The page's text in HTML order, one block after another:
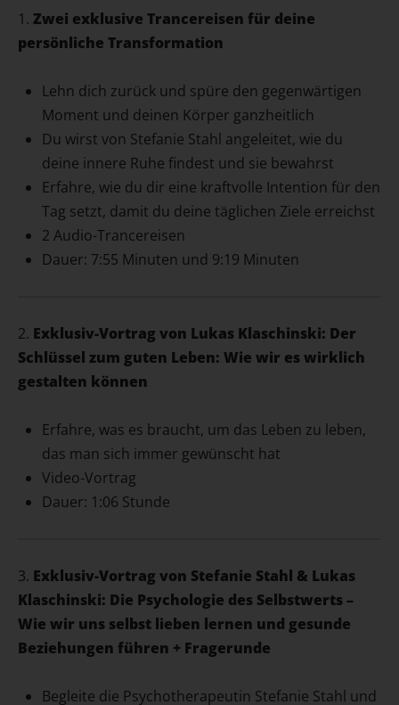
1. Zwei exklusive Trancereisen für deine
persönliche Transformation
Lehn dich zurück und spüre den gegenwärtigen
Moment und deinen Körper ganzheitlich
Du wirst von Stefanie Stahl angeleitet, wie du
deine innere Ruhe findest und sie bewahrst
Erfahre, wie du dir eine kraftvolle Intention für den
Tag setzt, damit du deine täglichen Ziele erreichst
2 Audio-Trancereisen
Dauer: 7:55 Minuten und 9:19 Minuten
2. Exklusiv-Vortrag von Lukas Klaschinski: Der
Schlüssel zum guten Leben: Wie wir es wirklich
gestalten können
Erfahre, was es braucht, um das Leben zu leben,
das man sich immer gewünscht hat
Video-Vortrag
Dauer: 1:06 Stunde
3. Exklusiv-Vortrag von Stefanie Stahl & Lukas
Klaschinski: Die Psychologie des Selbstwerts –
Wie wir uns selbst lieben lernen und gesunde
Beziehungen führen + Fragerunde
Begleite die Psychotherapeutin Stefanie Stahl und